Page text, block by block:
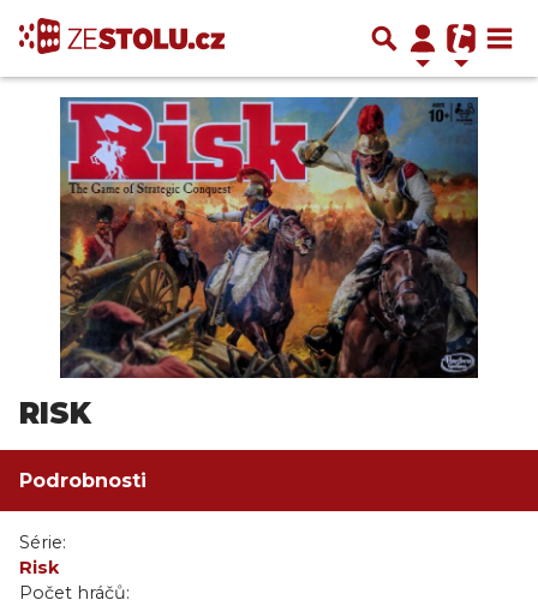
RISK
Podrobnosti
Série:
Risk
Počet hráčů: